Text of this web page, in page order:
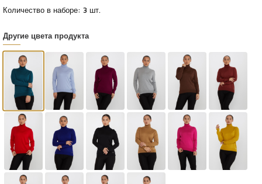
Количество в наборе: 3 шт.
Другие цвета продукта